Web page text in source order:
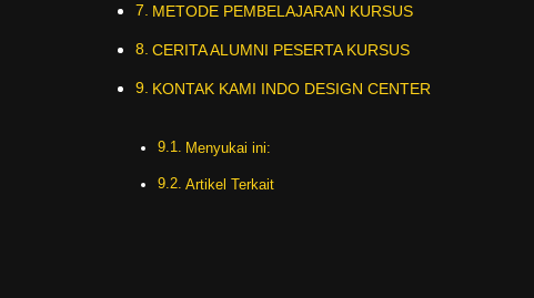
METODE PEMBELAJARAN KURSUS
CERITA ALUMNI PESERTA KURSUS
KONTAK KAMI INDO DESIGN CENTER
Menyukai ini:
Artikel Terkait